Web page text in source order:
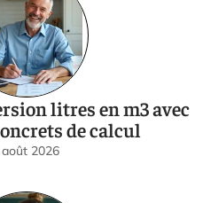
litres en m3 avec
de calcul
août 2026